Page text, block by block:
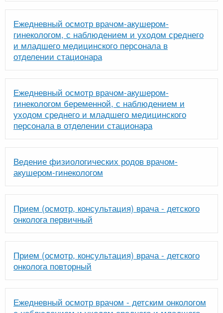
Ежедневный осмотр врачом-акушером-
гинекологом, с наблюдением и уходом среднего
и младшего медицинского персонала в
отделении стационара
Ежедневный осмотр врачом-акушером-
гинекологом беременной, с наблюдением и
уходом среднего и младшего медицинского
персонала в отделении стационара
Ведение физиологических родов врачом-
акушером-гинекологом
Прием (осмотр, консультация) врача - детского
онколога первичный
Прием (осмотр, консультация) врача - детского
онколога повторный
Ежедневный осмотр врачом - детским онкологом